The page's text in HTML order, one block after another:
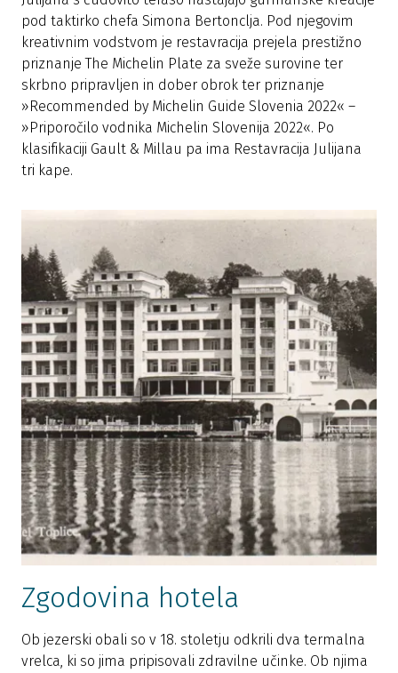
pod taktirko chefa Simona Bertonclja. Pod njegovim
kreativnim vodstvom je restavracija prejela prestižno
priznanje The Michelin Plate za sveže surovine ter
skrbno pripravljen in dober obrok ter priznanje
»Recommended by Michelin Guide Slovenia 2022« –
»Priporočilo vodnika Michelin Slovenija 2022«. Po
klasifikaciji Gault & Millau pa ima Restavracija Julijana
tri kape.
Zgodovina hotela
Ob jezerski obali so v 18. stoletju odkrili dva termalna
vrelca, ki so jima pripisovali zdravilne učinke. Ob njima